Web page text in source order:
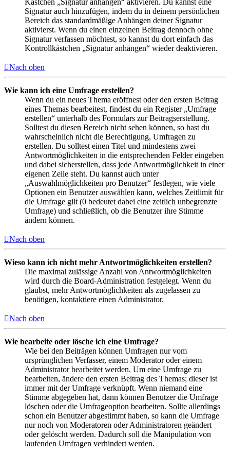
Kästchen „Signatur anhängen“ aktivieren. Du kannst eine
Signatur auch hinzufügen, indem du in deinem persönlichen
Bereich das standardmäßige Anhängen deiner Signatur
aktivierst. Wenn du einen einzelnen Beitrag dennoch ohne
Signatur verfassen möchtest, so kannst du dort einfach das
Kontrollkästchen „Signatur anhängen“ wieder deaktivieren.
Nach oben
Wie kann ich eine Umfrage erstellen?
Wenn du ein neues Thema eröffnest oder den ersten Beitrag
eines Themas bearbeitest, findest du ein Register „Umfrage
erstellen“ unterhalb des Formulars zur Beitragserstellung.
Solltest du diesen Bereich nicht sehen können, so hast du
wahrscheinlich nicht die Berechtigung, Umfragen zu
erstellen. Du solltest einen Titel und mindestens zwei
Antwortmöglichkeiten in die entsprechenden Felder eingeben
und dabei sicherstellen, dass jede Antwortmöglichkeit in einer
eigenen Zeile steht. Du kannst auch unter
„Auswahlmöglichkeiten pro Benutzer“ festlegen, wie viele
Optionen ein Benutzer auswählen kann, welches Zeitlimit für
die Umfrage gilt (0 bedeutet dabei eine zeitlich unbegrenzte
Umfrage) und schließlich, ob die Benutzer ihre Stimme
ändern können.
Nach oben
Wieso kann ich nicht mehr Antwortmöglichkeiten erstellen?
Die maximal zulässige Anzahl von Antwortmöglichkeiten
wird durch die Board-Administration festgelegt. Wenn du
glaubst, mehr Antwortmöglichkeiten als zugelassen zu
benötigen, kontaktiere einen Administrator.
Nach oben
Wie bearbeite oder lösche ich eine Umfrage?
Wie bei den Beiträgen können Umfragen nur vom
ursprünglichen Verfasser, einem Moderator oder einem
Administrator bearbeitet werden. Um eine Umfrage zu
bearbeiten, ändere den ersten Beitrag des Themas; dieser ist
immer mit der Umfrage verknüpft. Wenn niemand eine
Stimme abgegeben hat, dann können Benutzer die Umfrage
löschen oder die Umfrageoption bearbeiten. Sollte allerdings
schon ein Benutzer abgestimmt haben, so kann die Umfrage
nur noch von Moderatoren oder Administratoren geändert
oder gelöscht werden. Dadurch soll die Manipulation von
laufenden Umfragen verhindert werden.